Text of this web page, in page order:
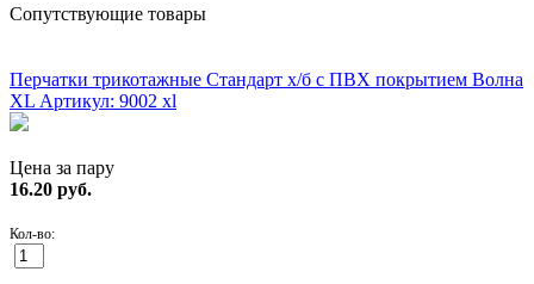
Сопутствующие товары
Перчатки трикотажные Стандарт х/б с ПВХ покрытием Волна
XL Артикул: 9002 xl
Цена за пару
16.20 руб.
Кол-во: